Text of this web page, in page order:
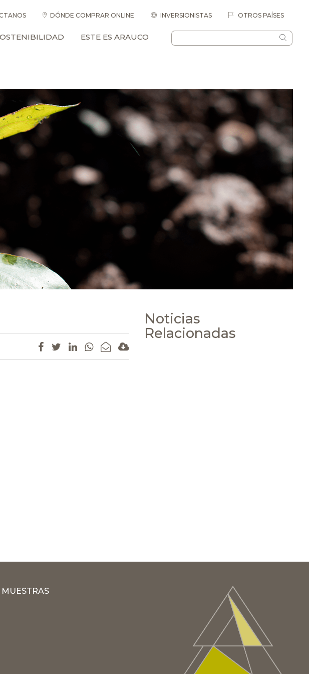
DÓNDE COMPRAR ONLINE INVERSIONISTAS OTROS PAÍSES
ESTE ES ARAUCO
Noticias
Relacionadas